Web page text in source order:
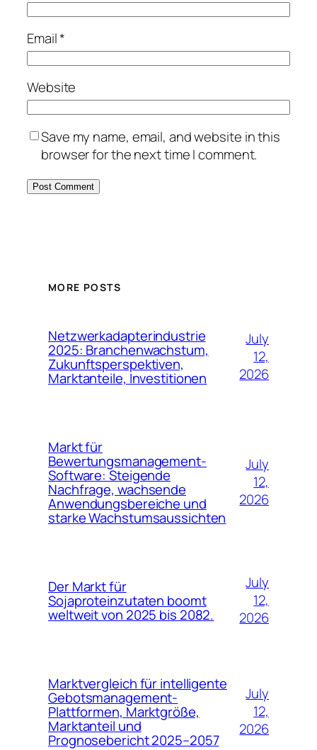
Email*
Website
Save my name, email, and website in this
browser for the next time I comment.
MORE POSTS
Netzwerkadapterindustrie
2025: Branchenwachstum,
Zukunftsperspektiven,
Marktanteile, Investitionen
July
12,
2026
Markt für
Bewertungsmanagement-
Software: Steigende
Nachfrage, wachsende
Anwendungsbereiche und
starke Wachstumsaussichten
July
12,
2026
Der Markt für
Sojaproteinzutaten boomt
weltweit von 2025 bis 2082.
July
12,
2026
Marktvergleich für intelligente
Gebotsmanagement-
Plattformen, Marktgröße,
Marktanteil und
Prognosebericht 2025–2057
July
12,
2026